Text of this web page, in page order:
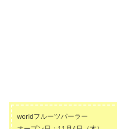
worldフルーツパーラー